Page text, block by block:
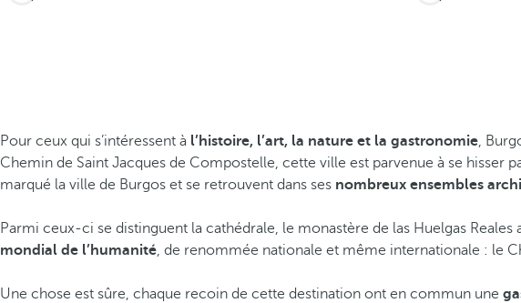
Pour ceux qui s’intéressent à l’histoire, l’art, la nature et la gastronomie,
Chemin de Saint Jacques de Compostelle, cette ville est parvenue à se
marqué la ville de Burgos et se retrouvent dans ses nombreux ensembles
Parmi ceux-ci se distinguent la cathédrale, le monastère de las Huelgas
mondial de l’humanité, de renommée nationale et même internationale : le
Une chose est sûre, chaque recoin de cette destination ont en commun une